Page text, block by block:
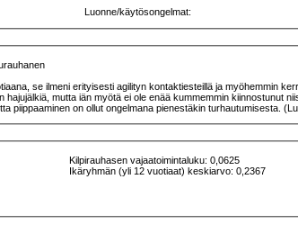
Luonne/käytösongelmat:
se ilmeni erityisesti agilityn kontaktiesteillä ja myöhemmin
mutta iän myötä ei ole enää kummemmin kiinnostunut
piippaaminen on ollut ongelmana pienestäkin turhautumisesta.
Kilpirauhasen vajaatoimintaluku: 0,0625
Ikäryhmän (yli 12 vuotiaat) keskiarvo: 0,2367